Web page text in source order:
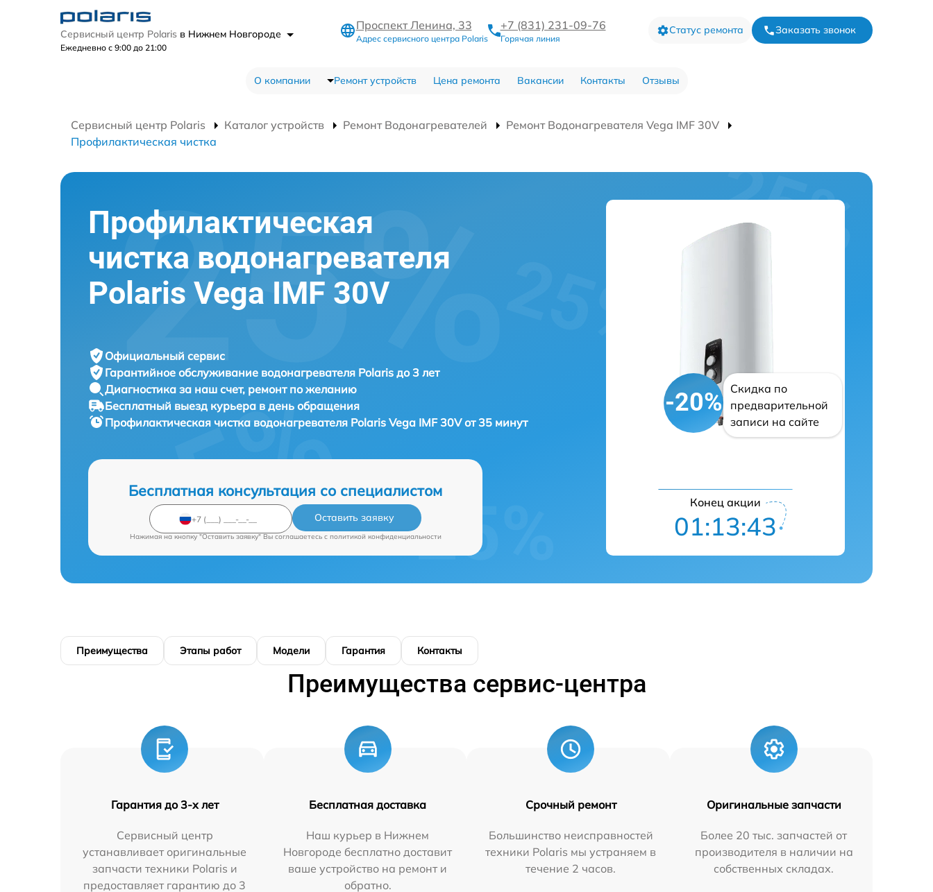
Сервисный центр Polaris в Нижнем Новгороде
Ежедневно с 9:00 до 21:00
Проспект Ленина, 33
Адрес сервисного центра Polaris
+7 (831) 231-09-76
Горячая линия
Статус ремонта Заказать звонок
О компании Ремонт устройств Цена ремонта Вакансии Контакты Отзывы
Сервисный центр Polaris Каталог устройств Ремонт Водонагревателей
Ремонт Водонагревателя Vega IMF 30V
Профилактическая чистка
Профилактическая
чистка водонагревателя
Polaris Vega IMF 30V
Официальный сервис
Гарантийное обслуживание водонагревателя Polaris до 3 лет
Диагностика за наш счет, ремонт по желанию
Бесплатный выезд курьера в день обращения
Профилактическая чистка водонагревателя Polaris Vega IMF 30V от 35 минут
Бесплатная консультация со специалистом
Оставить заявку
Нажимая на кнопку "Оставить заявку" Вы соглашаетесь c политикой конфиденциальности
-20%
Скидка по
предварительной
записи на сайте
Конец акции
01:13:42
Преимущества Этапы работ Модели Гарантия Контакты
Преимущества сервис-центра
Гарантия до 3-х лет
Сервисный центр
устанавливает оригинальные
запчасти техники Polaris и
предоставляет гарантию до 3
Бесплатная доставка
Наш курьер в Нижнем
Новгороде бесплатно доставит
ваше устройство на ремонт и
обратно.
Срочный ремонт
Большинство неисправностей
техники Polaris мы устраняем в
течение 2 часов.
Оригинальные запчасти
Более 20 тыс. запчастей от
производителя в наличии на
собственных складах.